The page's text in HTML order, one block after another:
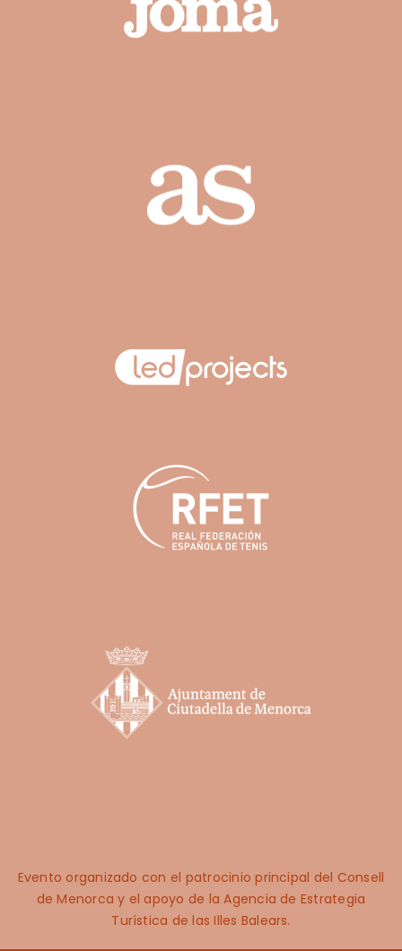
Evento organizado con el patrocinio principal del Consell
de Menorca y el apoyo de la Agencia de Estrategia
Turística de las Illes Balears.